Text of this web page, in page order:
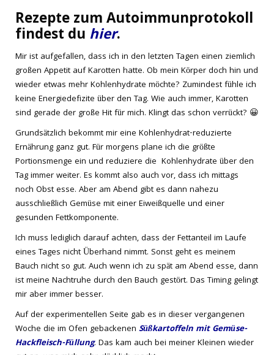
Rezepte zum Autoimmunprotokoll
findest du hier.
Mir ist aufgefallen, dass ich in den letzten Tagen einen ziemlich
großen Appetit auf Karotten hatte. Ob mein Körper doch hin und
wieder etwas mehr Kohlenhydrate möchte? Zumindest fühle ich
keine Energiedefizite über den Tag. Wie auch immer, Karotten
sind gerade der große Hit für mich. Klingt das schon verrückt? 😀
Grundsätzlich bekommt mir eine Kohlenhydrat-reduzierte
Ernährung ganz gut. Für morgens plane ich die größte
Portionsmenge ein und reduziere die Kohlenhydrate über den
Tag immer weiter. Es kommt also auch vor, dass ich mittags
noch Obst esse. Aber am Abend gibt es dann nahezu
ausschließlich Gemüse mit einer Eiweißquelle und einer
gesunden Fettkomponente.
Ich muss lediglich darauf achten, dass der Fettanteil im Laufe
eines Tages nicht Überhand nimmt. Sonst geht es meinem
Bauch nicht so gut. Auch wenn ich zu spät am Abend esse, dann
ist meine Nachtruhe durch den Bauch gestört. Das Timing gelingt
mir aber immer besser.
Auf der experimentellen Seite gab es in dieser vergangenen
Woche die im Ofen gebackenen Süßkartoffeln mit Gemüse-
Hackfleisch-Füllung. Das kam auch bei meiner Kleinen wieder